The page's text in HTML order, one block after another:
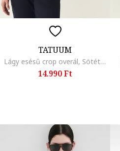
TATUUM
Lágy esésű crop overál, Sötétkék
14.990 Ft